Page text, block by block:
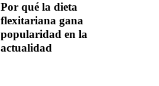
Por qué la dieta
flexitariana gana
popularidad en la
actualidad